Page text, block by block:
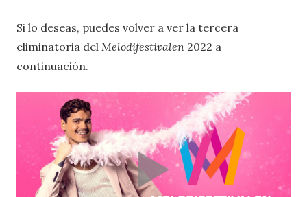
Si lo deseas, puedes volver a ver la tercera
eliminatoria del Melodifestivalen 2022 a
continuación.